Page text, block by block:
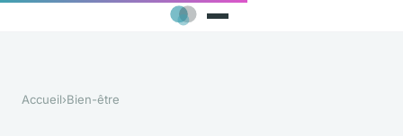
Accueil›Bien-être